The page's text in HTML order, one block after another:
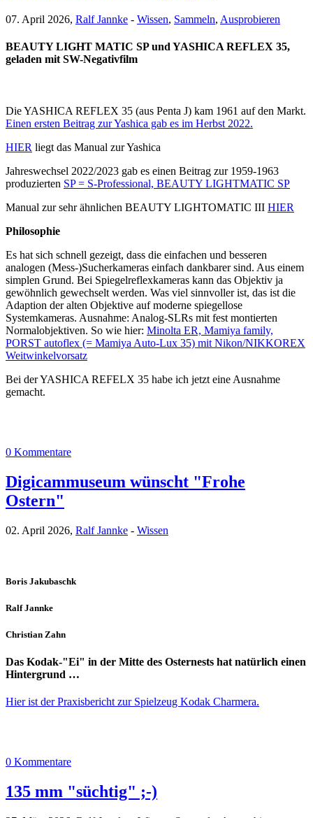
07. April 2026, Ralf Jannke - Wissen, Sammeln, Ausprobieren
BEAUTY LIGHT MATIC SP und YASHICA REFLEX 35,
geladen mit SW-Negativfilm
Die YASHICA REFLEX 35 (aus Penta J) kam 1961 auf den Markt.
Einen ersten Beitrag zur Yashica gab es im Herbst 2022.
HIER liegt das Manual zur Yashica
Jahreswechsel 2022/2023 gab es einen Beitrag zur 1959-1963
produzierten SP = S-Professional, BEAUTY LIGHTMATIC SP
Manual zur sehr ähnlichen BEAUTY LIGHTOMATIC III HIER
Philosophie
Es hat sich schnell gezeigt, dass die einfachen und besseren
analogen (Mess-)Sucherkameras einfach dankbarer sind. Aus einem
simplen Grund. Bei Spiegelreflexkameras kann das Objektiv ja
gewöhnlich gewechselt werden. Was viel sinnvoller ist, das ist die
Adaption der alten Objektive auf moderne spiegellose
Systemkameras. Ausnahme: Analog-SLRs mit fest montierten
Normalobjektiven. So wie hier: Minolta ER, Mamiya family,
PORST autoflex (= Mamiya Auto-Lux 35) mit Nikon/NIKKOREX
Weitwinkelvorsatz
Bei der YASHICA REFELX 35 habe ich jetzt eine Ausnahme
gemacht.
0 Kommentare
Digicammuseum wünscht "Frohe
Ostern"
02. April 2026, Ralf Jannke - Wissen
Boris Jakubaschk
Ralf Jannke
Christian Zahn
Das Kodak-"Ei" in der Mitte des Osternests hat natürlich einen
Hintergrund …
Hier ist der Praxisbericht zur Spielzeug Kodak Charmera.
0 Kommentare
135 mm "süchtig" ;-)